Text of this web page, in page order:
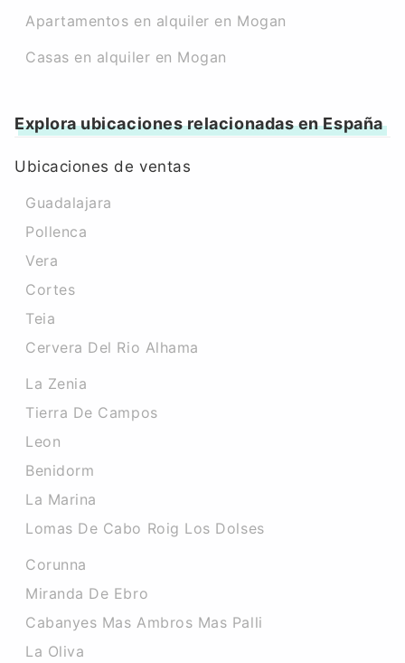
Apartamentos en alquiler en Mogan
Casas en alquiler en Mogan
Explora ubicaciones relacionadas en España
Ubicaciones de ventas
Guadalajara
Pollenca
Vera
Cortes
Teia
Cervera Del Rio Alhama
La Zenia
Tierra De Campos
Leon
Benidorm
La Marina
Lomas De Cabo Roig Los Dolses
Corunna
Miranda De Ebro
Cabanyes Mas Ambros Mas Palli
La Oliva